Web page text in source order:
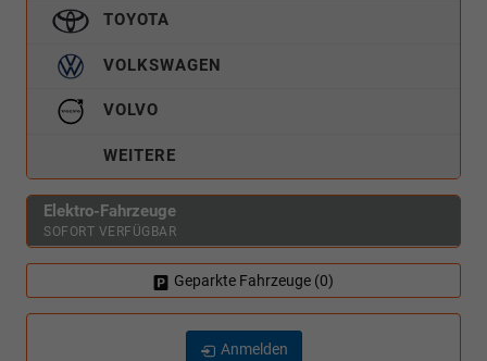
TOYOTA
VOLKSWAGEN
VOLVO
WEITERE
Elektro-Fahrzeuge
SOFORT VERFÜGBAR
Geparkte Fahrzeuge (0)
Anmelden